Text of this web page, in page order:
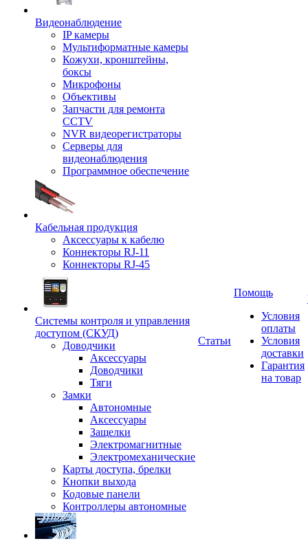
Видеонаблюдение
IP камеры
Мультиформатные камеры
Кожухи, кронштейны,
боксы
Микрофоны
Объективы
Запчасти для ремонта
CCTV
NVR видеорегистраторы
Серверы для
видеонаблюдения
Программное обеспечение
Кабельная продукция
Аксессуары к кабелю
Коннекторы RJ-11
Коннекторы RJ-45
Системы контроля и управления
доступом (СКУД)
Доводчики
Аксессуары
Доводчики
Тяги
Замки
Автономные
Аксессуары
Защелки
Электромагнитные
Электромеханические
Карты доступа, брелки
Кнопки выхода
Кодовые панели
Контроллеры автономные
Статьи
Помощь
Условия
оплаты
Условия
доставки
Гарантия
на товар